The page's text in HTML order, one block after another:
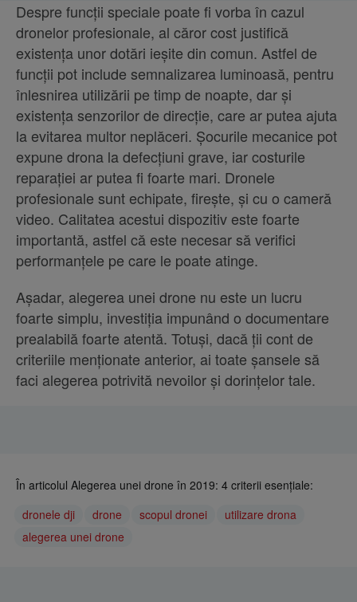
Despre funcții speciale poate fi vorba în cazul
dronelor profesionale, al căror cost justifică
existența unor dotări ieșite din comun. Astfel de
funcții pot include semnalizarea luminoasă, pentru
înlesnirea utilizării pe timp de noapte, dar și
existența senzorilor de direcție, care ar putea ajuta
la evitarea multor neplăceri. Șocurile mecanice pot
expune drona la defecțiuni grave, iar costurile
reparației ar putea fi foarte mari. Dronele
profesionale sunt echipate, firește, și cu o cameră
video. Calitatea acestui dispozitiv este foarte
importantă, astfel că este necesar să verifici
performanțele pe care le poate atinge.
Așadar, alegerea unei drone nu este un lucru
foarte simplu, investiția impunând o documentare
prealabilă foarte atentă. Totuși, dacă ții cont de
criteriile menționate anterior, ai toate șansele să
faci alegerea potrivită nevoilor și dorințelor tale.
În articolul Alegerea unei drone în 2019: 4 criterii esențiale:
dronele dji
drone scopul dronei
utilizare drona
alegerea unei drone